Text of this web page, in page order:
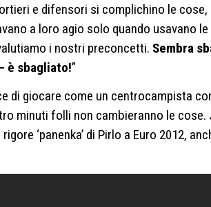
e difensori si complichino le cose,
a loro agio solo quando usavano le
i nostri preconcetti. Sembra
è sbagliato!”
di giocare come un centrocampista
minuti folli non cambieranno le cose.
‘panenka’ di Pirlo a Euro 2012,